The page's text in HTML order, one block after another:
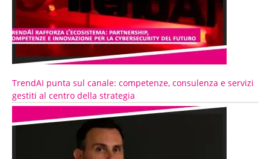
TrendAI punta sul canale: competenze, consulenza e servizi
gestiti al centro della strategia